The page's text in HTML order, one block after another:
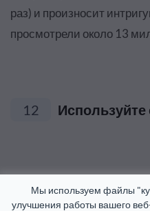
Мы используем файлы
улучшения работы вашего
раз) и произносит
просмотрели около 13
12 Используйте